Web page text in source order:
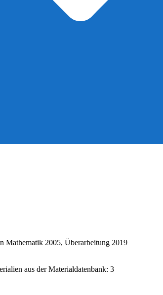
Mathematik 2005, Überarbeitung 2019
aus der Materialdatenbank: 3